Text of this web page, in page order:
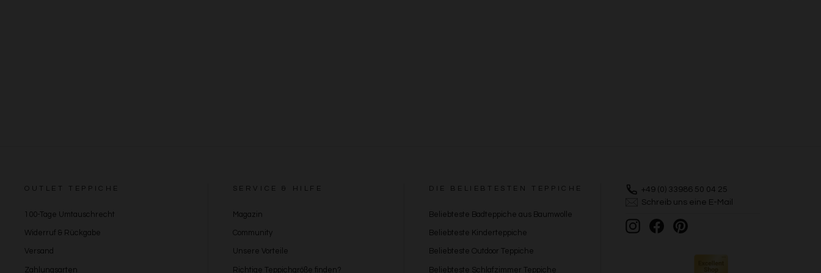
OUTLET TEPPICHE
100-Tage Umtauschrecht
Widerruf & Rückgabe
Versand
Zahlungsarten
SERVICE & HILFE
Magazin
Community
Unsere Vorteile
Richtige Teppichgröße finden?
DIE BELIEBTESTEN TEPPICHE
Beliebteste Badteppiche aus Baumwolle
Beliebteste Kinderteppiche
Beliebteste Outdoor Teppiche
Beliebteste Schlafzimmer Teppiche
+49 (0) 33986 50 04 25
Schreib uns eine E-Mail
Instagram
FacebookPinterest